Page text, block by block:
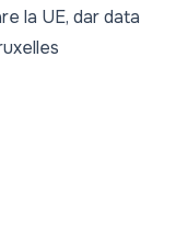
la UE, dar data